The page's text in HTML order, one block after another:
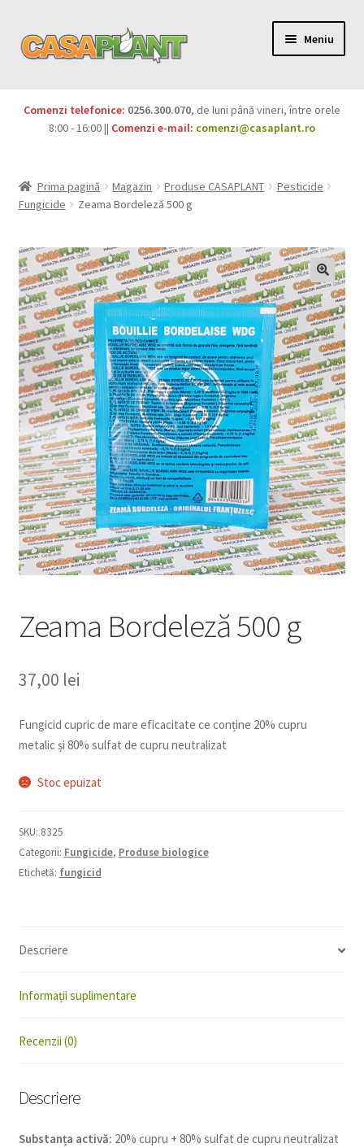
Meniu
Pesticide
copil
Produse BIO
Igienă publică
Casa și grădina
Extinde
meniul
copil
Sere și solarii
Extinde
meniul
copil
Comenzi telefonice: 0256.300.070, de luni până vineri, între orele
8:00 - 16:00 || Comenzi e-mail: comenzi@casaplant.ro
Prima pagină Magazin Produse CASAPLANT
Pesticide
Fungicide
Zeama Bordeleză 500 g
Zeama Bordeleză 500 g
37,00 lei
Fungicid cupric de mare eficacitate ce conține 20% cupru
metalic și 80% sulfat de cupru neutralizat
Stoc epuizat
SKU: 8325
Categorii: Fungicide, Produse biologice
Etichetă: fungicid
Descriere
Informații suplimentare
Recenzii (0)
Descriere
Substanța activă: 20% cupru + 80% sulfat de cupru neutralizat